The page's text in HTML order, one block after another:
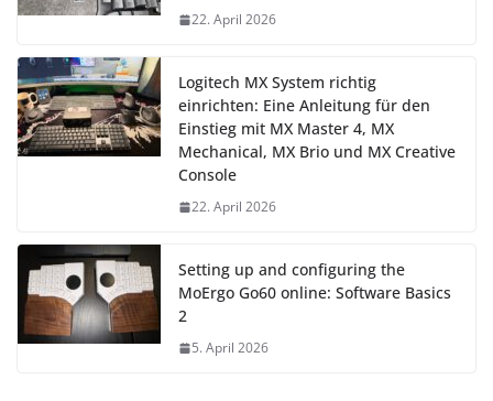
22. April 2026
Logitech MX System richtig
einrichten: Eine Anleitung für den
Einstieg mit MX Master 4, MX
Mechanical, MX Brio und MX Creative
Console
22. April 2026
Setting up and configuring the
MoErgo Go60 online: Software Basics
2
5. April 2026